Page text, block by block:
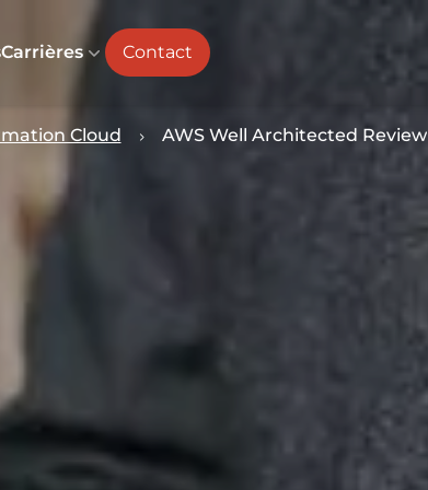
Carrières Contact
Cloud AWS Well Architected Review